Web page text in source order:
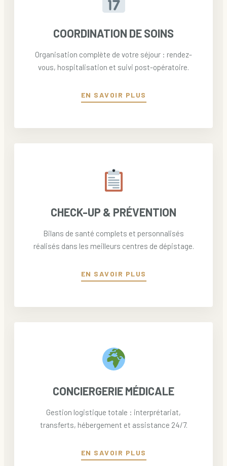
COORDINATION DE SOINS
Organisation complète de votre séjour : rendez-
vous, hospitalisation et suivi post-opératoire.
EN SAVOIR PLUS
CHECK-UP & PRÉVENTION
Bilans de santé complets et personnalisés
réalisés dans les meilleurs centres de dépistage.
EN SAVOIR PLUS
CONCIERGERIE MÉDICALE
Gestion logistique totale : interprétariat,
transferts, hébergement et assistance 24/7.
EN SAVOIR PLUS